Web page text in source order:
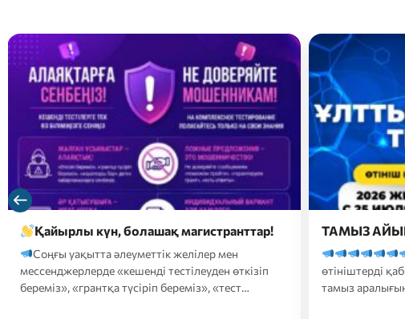
ТАМЫЗ АЙЫНДАҒЫ ҰБТ
Тамыз айындағы ҰБТ-ға
өтініштерді қабылдау 2026 жылғы 25 шілде – 5
тамыз аралығында…
Құрметті
сіздердің
жылына
Кешенді